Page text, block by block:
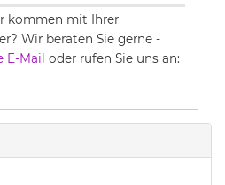
kommen mit Ihrer
Wir beraten Sie gerne -
E-Mail oder rufen Sie uns an: